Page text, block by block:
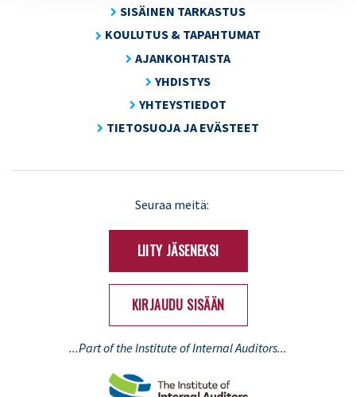
SISÄINEN TARKASTUS
KOULUTUS & TAPAHTUMAT
AJANKOHTAISTA
YHDISTYS
YHTEYSTIEDOT
TIETOSUOJA JA EVÄSTEET
Seuraa meitä:
LIITY JÄSENEKSI
KIRJAUDU SISÄÄN
...Part of the Institute of Internal Auditors...